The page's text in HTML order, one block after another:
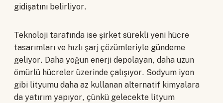
gidişatını belirliyor.
Teknoloji tarafında ise şirket sürekli yeni hücre
tasarımları ve hızlı şarj çözümleriyle gündeme
geliyor. Daha yoğun enerji depolayan, daha uzun
ömürlü hücreler üzerinde çalışıyor. Sodyum iyon
gibi lityumu daha az kullanan alternatif kimyalara
da yatırım yapıyor, çünkü gelecekte lityum